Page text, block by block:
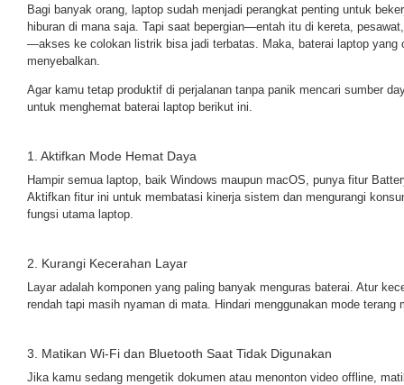
Bagi banyak orang, laptop sudah menjadi perangkat penting untuk
hiburan di mana saja. Tapi saat bepergian—entah itu di kereta,
—akses ke colokan listrik bisa jadi terbatas. Maka, baterai laptop yang
menyebalkan.
Agar kamu tetap produktif di perjalanan tanpa panik mencari sumber
untuk menghemat baterai laptop berikut ini.
1. Aktifkan Mode Hemat Daya
Hampir semua laptop, baik Windows maupun macOS, punya fitur
Aktifkan fitur ini untuk membatasi kinerja sistem dan mengurangi
fungsi utama laptop.
2. Kurangi Kecerahan Layar
Layar adalah komponen yang paling banyak menguras baterai. Atur
rendah tapi masih nyaman di mata. Hindari menggunakan mode
3. Matikan Wi-Fi dan Bluetooth Saat Tidak Digunakan
Jika kamu sedang mengetik dokumen atau menonton video offline,